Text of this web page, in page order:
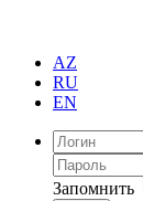
AZ
RU
EN
Запомнить